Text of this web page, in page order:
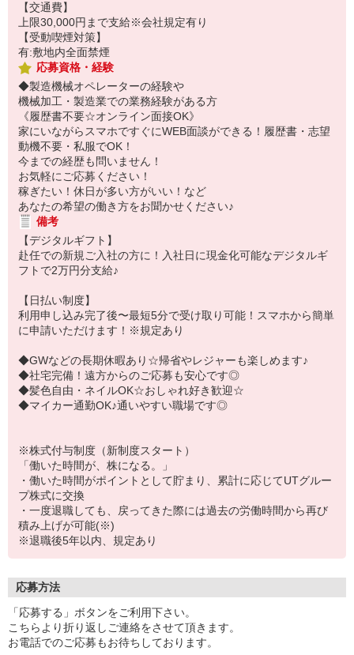
【交通費】
上限30,000円まで支給※会社規定有り
【受動喫煙対策】
有:敷地内全面禁煙
応募資格・経験
◆製造機械オペレーターの経験や
機械加工・製造業での業務経験がある方
《履歴書不要☆オンライン面接OK》
家にいながらスマホですぐにWEB面談ができる！履歴書・志望
動機不要・私服でOK！
今までの経歴も問いません！
お気軽にご応募ください！
稼ぎたい！休日が多い方がいい！など
あなたの希望の働き方をお聞かせください♪
備考
【デジタルギフト】
赴任での新規ご入社の方に！入社日に現金化可能なデジタルギ
フトで2万円分支給♪
【日払い制度】
利用申し込み完了後〜最短5分で受け取り可能！スマホから簡単
に申請いただけます！※規定あり
◆GWなどの長期休暇あり☆帰省やレジャーも楽しめます♪
◆社宅完備！遠方からのご応募も安心です◎
◆髪色自由・ネイルOK☆おしゃれ好き歓迎☆
◆マイカー通勤OK♪通いやすい職場です◎
※株式付与制度（新制度スタート）
「働いた時間が、株になる。」
・働いた時間がポイントとして貯まり、累計に応じてUTグルー
プ株式に交換
・一度退職しても、戻ってきた際には過去の労働時間から再び
積み上げが可能(※)
※退職後5年以内、規定あり
応募方法
「応募する」ボタンをご利用下さい。
こちらより折り返しご連絡をさせて頂きます。
お電話でのご応募もお待ちしております。